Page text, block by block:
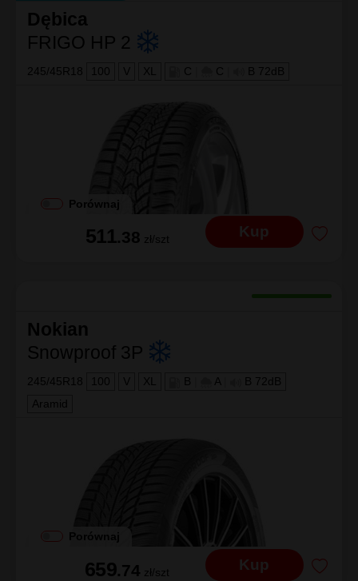
Dębica
FRIGO HP 2
245/45R18 100 V XL C C B 72dB
Porównaj
511.38 zł/szt Kup
Nokian
Snowproof 3P
245/45R18 100 V XL B A
B 72dB
Aramid
Porównaj
659.74 zł/szt Kup